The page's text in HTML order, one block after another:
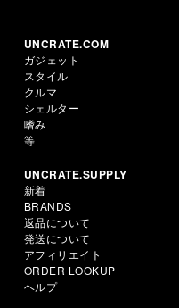
UNCRATE.COM
ガジェット
スタイル
クルマ
シェルター
嗜み
等
UNCRATE.SUPPLY
新着
BRANDS
返品について
発送について
アフィリエイト
ORDER LOOKUP
ヘルプ